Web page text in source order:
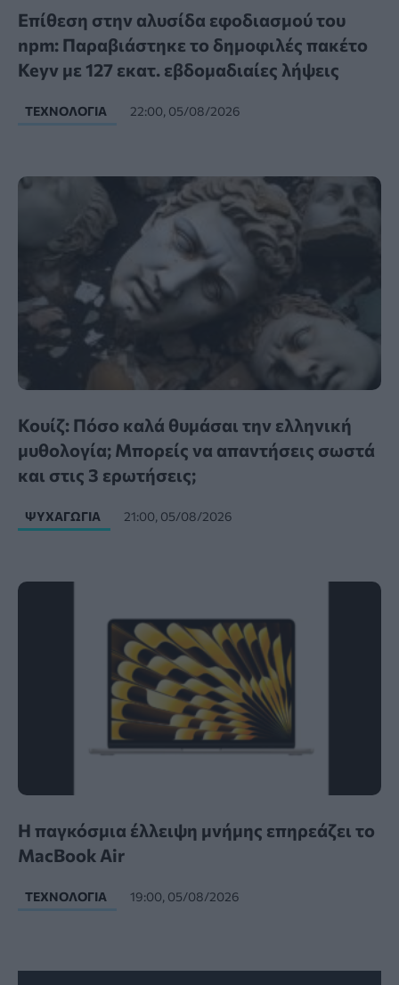
Επίθεση στην αλυσίδα εφοδιασμού του
npm: Παραβιάστηκε το δημοφιλές πακέτο
Keyv με 127 εκατ. εβδομαδιαίες λήψεις
ΤΕΧΝΟΛΟΓΊΑ 22:00, 05/08/2026
Κουίζ: Πόσο καλά θυμάσαι την ελληνική
μυθολογία; Μπορείς να απαντήσεις σωστά
και στις 3 ερωτήσεις;
ΨΥΧΑΓΩΓΊΑ 21:00, 05/08/2026
Η παγκόσμια έλλειψη μνήμης επηρεάζει το
MacBook Air
ΤΕΧΝΟΛΟΓΊΑ 19:00, 05/08/2026